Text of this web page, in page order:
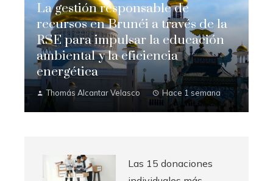
La gestión responsable de
recursos en Brunéi a través de la
RSE para impulsar la educación
ambiental y la eficiencia
energética
Thomás Alcantar Velasco Hace 1 semana
Las 15 donaciones